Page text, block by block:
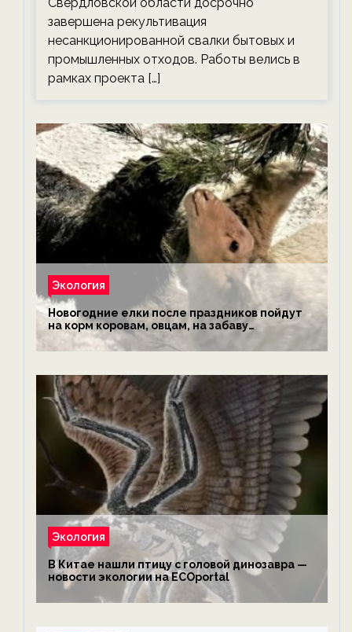
завершена рекультивация
несанкционированной свалки бытовых и
промышленных отходов. Работы велись в
рамках проекта […]
Экология
Новогодние елки после праздников пойдут
на корм коровам, овцам, на забаву
обезьянам, львам и леопардам — новости
экологии на ECOportal
Экология
В Китае нашли птицу с головой динозавра —
новости экологии на ECOportal